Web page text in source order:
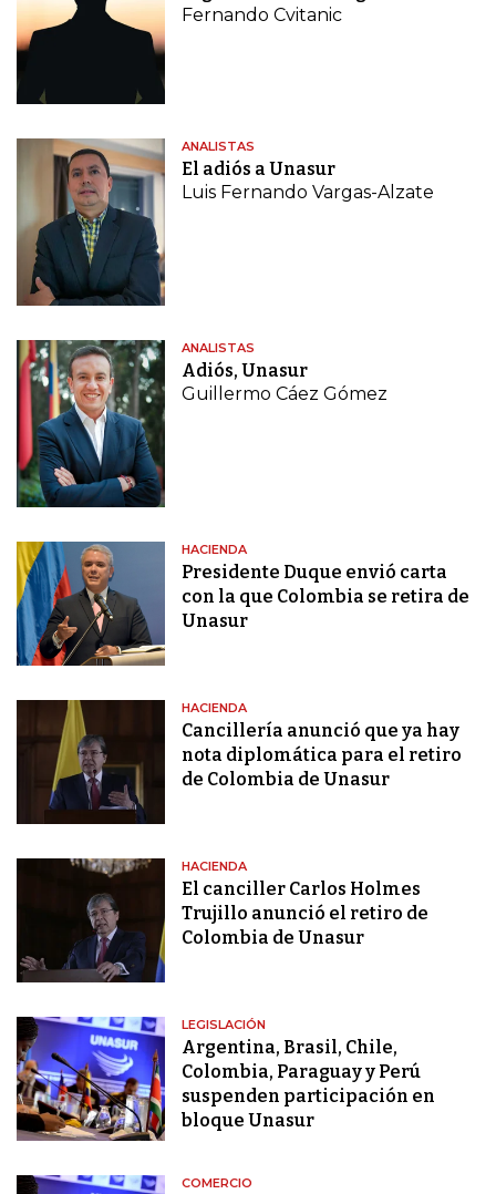
Fernando Cvitanic
ANALISTAS
El adiós a Unasur
Luis Fernando Vargas-Alzate
ANALISTAS
Adiós, Unasur
Guillermo Cáez Gómez
HACIENDA
Presidente Duque envió carta
con la que Colombia se retira de
Unasur
HACIENDA
Cancillería anunció que ya hay
nota diplomática para el retiro
de Colombia de Unasur
HACIENDA
El canciller Carlos Holmes
Trujillo anunció el retiro de
Colombia de Unasur
LEGISLACIÓN
Argentina, Brasil, Chile,
Colombia, Paraguay y Perú
suspenden participación en
bloque Unasur
COMERCIO